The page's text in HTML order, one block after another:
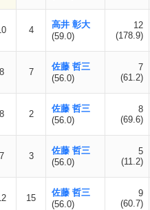
4
高井 彰大
(59.0)
12
(178.9)
8 7
佐藤 哲三
(56.0)
7
(61.2)
8 2
佐藤 哲三
(56.0)
8
(69.6)
7 3
佐藤 哲三
(56.0)
5
(11.2)
15
佐藤 哲三
(56.0)
9
(60.7)